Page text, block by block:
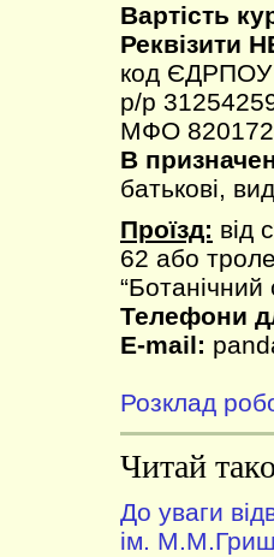
Вартість
Реквізити
код ЄДРПОУ
р/р
МФО 820172
В
батькові,
Проїзд: від
62 або
“Ботанічний
Телефони
E-mail:
Розклад
Читай
До уваги
ім.